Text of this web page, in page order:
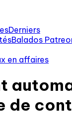
Derniers
Balados
en affaires